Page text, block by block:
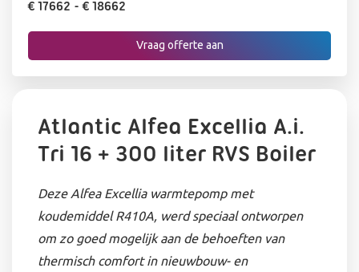
€ 17662 - € 18662
Vraag offerte aan
Atlantic Alfea Excellia A.i.
Tri 16 + 300 liter RVS Boiler
Deze Alfea Excellia warmtepomp met
koudemiddel R410A, werd speciaal ontworpen
om zo goed mogelijk aan de behoeften van
thermisch comfort in nieuwbouw- en